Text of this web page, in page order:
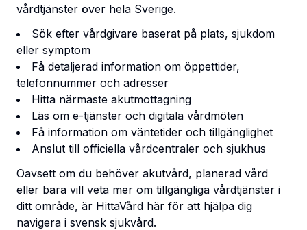
vårdtjänster över hela Sverige.
Sök efter vårdgivare baserat på plats, sjukdom
eller symptom
Få detaljerad information om öppettider,
telefonnummer och adresser
Hitta närmaste akutmottagning
Läs om e-tjänster och digitala vårdmöten
Få information om väntetider och tillgänglighet
Anslut till officiella vårdcentraler och sjukhus
Oavsett om du behöver akutvård, planerad vård
eller bara vill veta mer om tillgängliga vårdtjänster i
ditt område, är HittaVård här för att hjälpa dig
navigera i svensk sjukvård.